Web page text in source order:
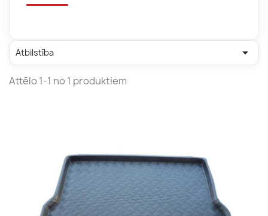
Atbilstība 
Attēlo 1-1 no 1 produktiem